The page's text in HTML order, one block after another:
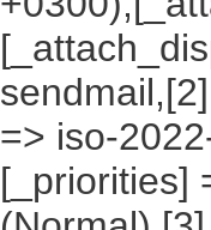
=> iso-
[_priorities]